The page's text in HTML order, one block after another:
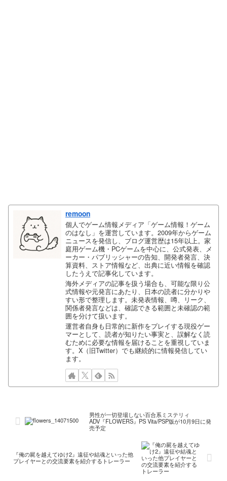
remoon
個人でゲーム情報メディア「ゲーム情報！ゲーム
のはなし」を運営しています。2009年からゲーム
ニュースを発信し、ブログ運営歴は15年以上。家
庭用ゲーム機・PCゲームを中心に、公式発表、メ
ーカー・パブリッシャーの告知、開発者発言、決
算資料、ストア情報など、出典に近い情報を確認
したうえで記事化しています。
海外メディアの記事を扱う場合も、可能な限り公
式情報や元発言にあたり、日本の読者に分かりや
すい形で整理します。未発表情報、噂、リーク、
関係者発言などは、確認できる範囲と未確認の範
囲を分けて扱います。
運営者自身も日常的に新作をプレイする現役ゲー
マーとして、読者が知りたい事実と、誤解なく読
むために必要な情報を届けることを重視していま
す。X（旧Twitter）でも継続的に情報発信してい
ます。
男性が一切登場しない百合系ミステリィ
ADV『FLOWERS』PS Vita/PSP版が10月9日に発
売予定
『俺の屍を越えてゆけ2』遠征や結魂といった他
プレイヤーとの交流要素を紹介するトレーラー